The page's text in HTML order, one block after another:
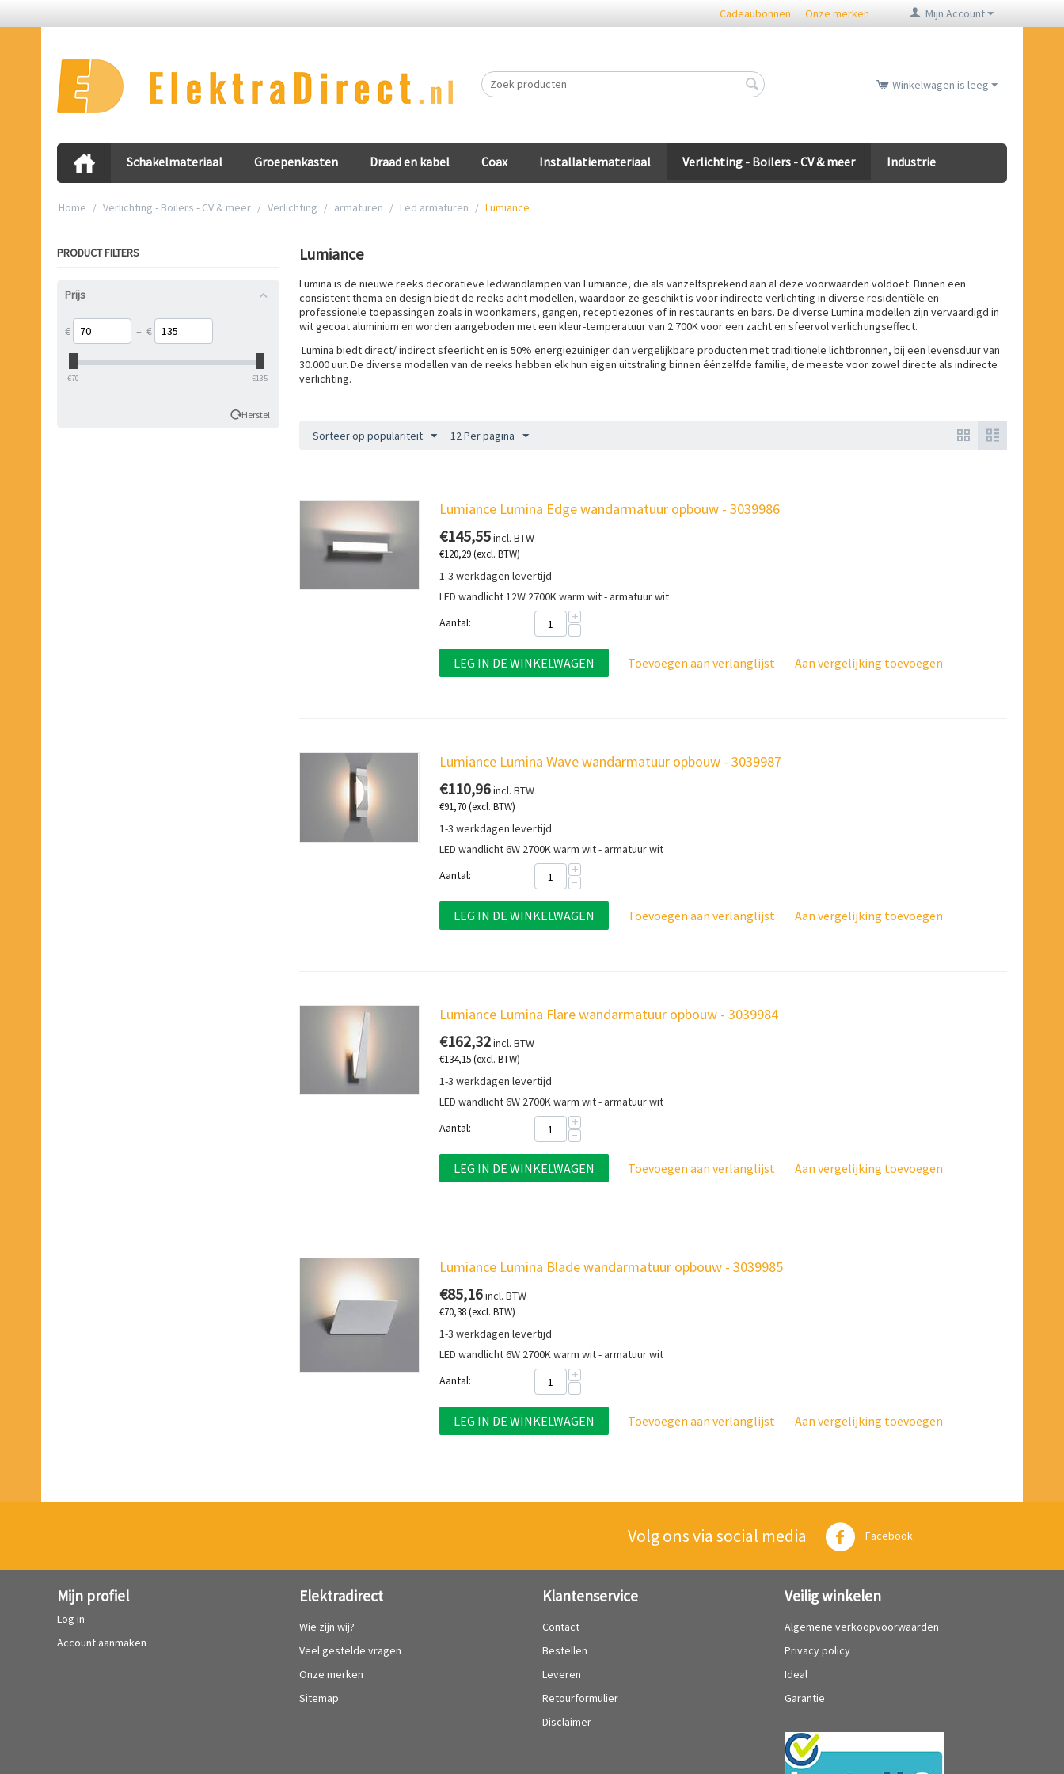
Mijn Account
Cadeaubonnen Onze merken
Winkelwagen is leeg
Schakelmateriaal Groepenkasten Draad en kabel Coax Installatiemateriaal Verlichting - Boilers - CV & meer Industrie
Home / Verlichting - Boilers - CV & meer / Verlichting / armaturen / Led armaturen / Lumiance
PRODUCT FILTERS
Prijs
€ – €
‎€70 ‎€135
Herstel
Lumiance
Lumina is de nieuwe reeks decoratieve ledwandlampen van Lumiance, die als vanzelfsprekend aan al deze voorwaarden voldoet. Binnen een
consistent thema en design biedt de reeks acht modellen, waardoor ze geschikt is voor indirecte verlichting in diverse residentiële en
professionele toepassingen zoals in woonkamers, gangen, receptiezones of in restaurants en bars. De diverse Lumina modellen zijn vervaardigd in
wit gecoat aluminium en worden aangeboden met een kleur-temperatuur van 2.700K voor een zacht en sfeervol verlichtingseffect.
Lumina biedt direct/ indirect sfeerlicht en is 50% energiezuiniger dan vergelijkbare producten met traditionele lichtbronnen, bij een levensduur van
30.000 uur. De diverse modellen van de reeks hebben elk hun eigen uitstraling binnen éénzelfde familie, de meeste voor zowel directe als indirecte
verlichting.
Sorteer op populariteit 12 Per pagina
Lumiance Lumina Edge wandarmatuur opbouw - 3039986
€145,55incl. BTW
€120,29(excl. BTW)
1-3 werkdagen levertijd
LED wandlicht 12W 2700K warm wit - armatuur wit
Aantal:
+
−
LEG IN DE WINKELWAGEN Toevoegen aan verlanglijst Aan vergelijking toevoegen
Lumiance Lumina Wave wandarmatuur opbouw - 3039987
€110,96incl. BTW
€91,70(excl. BTW)
1-3 werkdagen levertijd
LED wandlicht 6W 2700K warm wit - armatuur wit
Aantal:
+
−
LEG IN DE WINKELWAGEN Toevoegen aan verlanglijst Aan vergelijking toevoegen
Lumiance Lumina Flare wandarmatuur opbouw - 3039984
€162,32incl. BTW
€134,15(excl. BTW)
1-3 werkdagen levertijd
LED wandlicht 6W 2700K warm wit - armatuur wit
Aantal:
+
−
LEG IN DE WINKELWAGEN Toevoegen aan verlanglijst Aan vergelijking toevoegen
Lumiance Lumina Blade wandarmatuur opbouw - 3039985
€85,16incl. BTW
€70,38(excl. BTW)
1-3 werkdagen levertijd
LED wandlicht 6W 2700K warm wit - armatuur wit
Aantal:
+
−
LEG IN DE WINKELWAGEN Toevoegen aan verlanglijst Aan vergelijking toevoegen
Volg ons via social media Facebook
Mijn profiel
Log in
Account aanmaken
Elektradirect
Wie zijn wij?
Veel gestelde vragen
Onze merken
Sitemap
Klantenservice
Contact
Bestellen
Leveren
Retourformulier
Disclaimer
Veilig winkelen
Algemene verkoopvoorwaarden
Privacy policy
Ideal
Garantie